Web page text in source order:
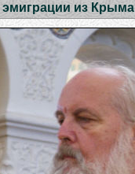
эмиграции из Крыма